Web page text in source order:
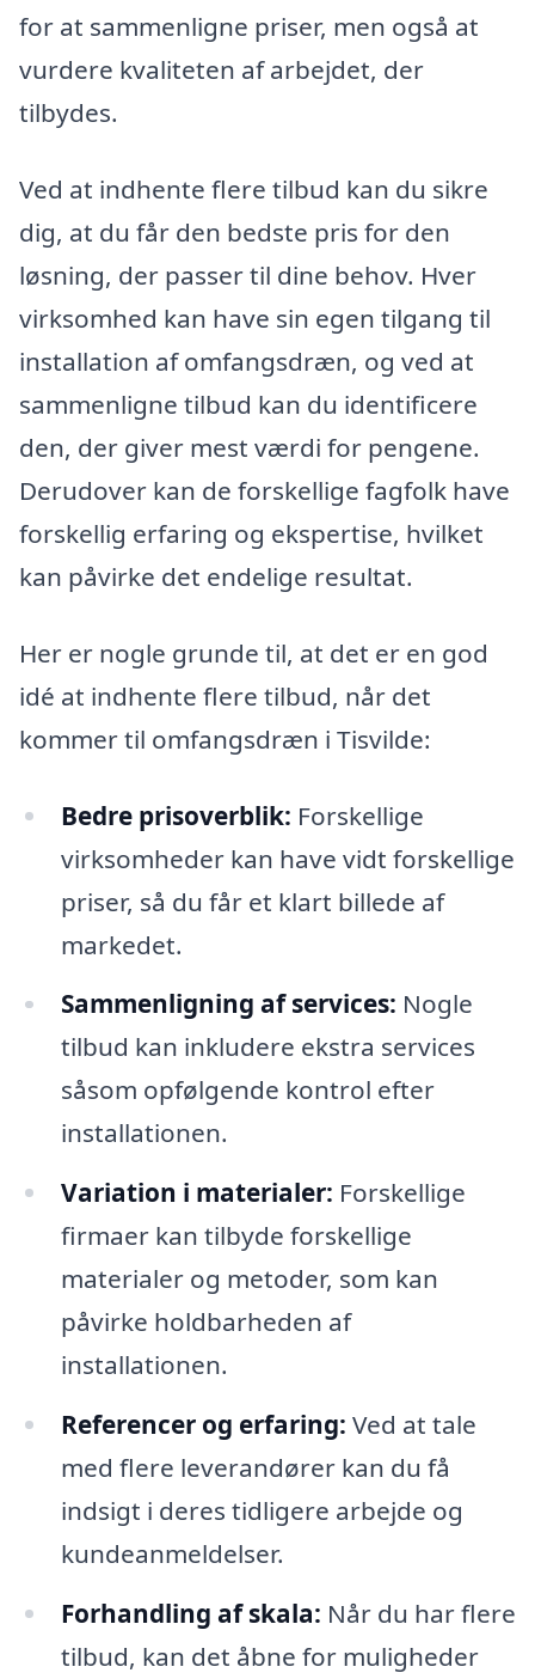
for at sammenligne priser, men også at
vurdere kvaliteten af arbejdet, der
tilbydes.
Ved at indhente flere tilbud kan du sikre
dig, at du får den bedste pris for den
løsning, der passer til dine behov. Hver
virksomhed kan have sin egen tilgang til
installation af omfangsdræn, og ved at
sammenligne tilbud kan du identificere
den, der giver mest værdi for pengene.
Derudover kan de forskellige fagfolk have
forskellig erfaring og ekspertise, hvilket
kan påvirke det endelige resultat.
Her er nogle grunde til, at det er en god
idé at indhente flere tilbud, når det
kommer til omfangsdræn i Tisvilde:
Bedre prisoverblik: Forskellige
virksomheder kan have vidt forskellige
priser, så du får et klart billede af
markedet.
Sammenligning af services: Nogle
tilbud kan inkludere ekstra services
såsom opfølgende kontrol efter
installationen.
Variation i materialer: Forskellige
firmaer kan tilbyde forskellige
materialer og metoder, som kan
påvirke holdbarheden af
installationen.
Referencer og erfaring: Ved at tale
med flere leverandører kan du få
indsigt i deres tidligere arbejde og
kundeanmeldelser.
Forhandling af skala: Når du har flere
tilbud, kan det åbne for muligheder